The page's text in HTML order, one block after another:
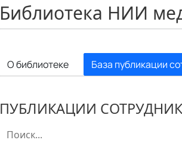
Библиотека НИИ
О библиотеке База публикации
ПУБЛИКАЦИИ